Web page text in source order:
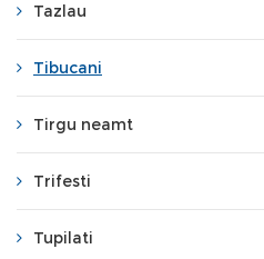
Tazlau
Tibucani
Tirgu neamt
Trifesti
Tupilati